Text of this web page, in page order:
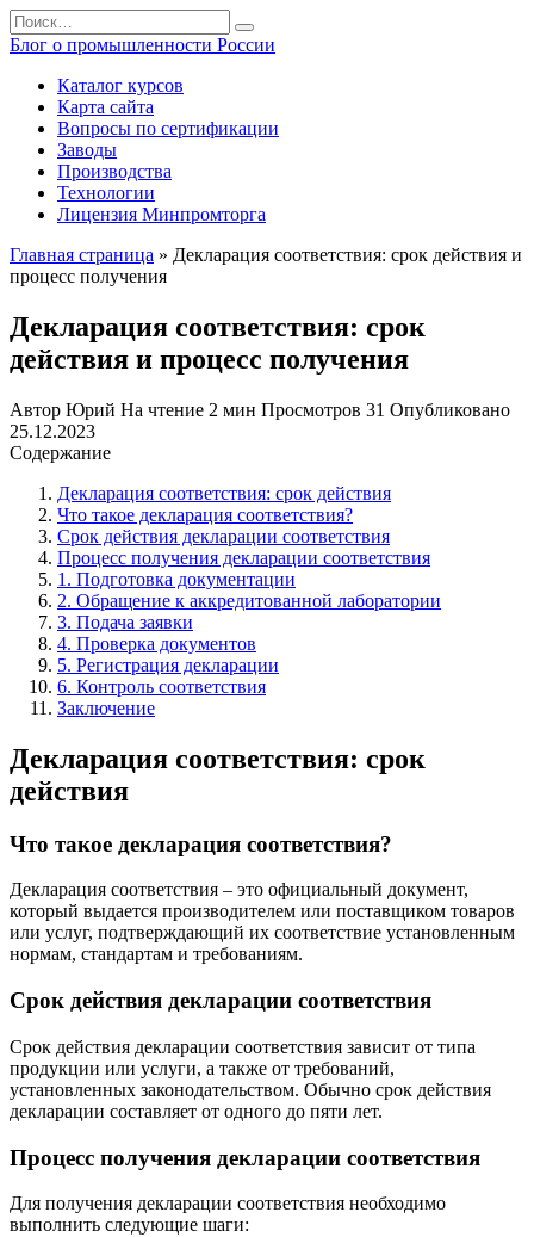
Перейти
к
содержанию
Search
for:
Блог о промышленности России
Каталог курсов
Карта сайта
Вопросы по сертификации
Заводы
Производства
Технологии
Лицензия Минпромторга
Главная страница » Декларация соответствия: срок действия и
процесс получения
Декларация соответствия: срок
действия и процесс получения
Автор Юрий На чтение 2 мин Просмотров 31 Опубликовано
25.12.2023
Содержание
Декларация соответствия: срок действия
Что такое декларация соответствия?
Срок действия декларации соответствия
Процесс получения декларации соответствия
1. Подготовка документации
2. Обращение к аккредитованной лаборатории
3. Подача заявки
4. Проверка документов
5. Регистрация декларации
6. Контроль соответствия
Заключение
Декларация соответствия: срок
действия
Что такое декларация соответствия?
Декларация соответствия – это официальный документ,
который выдается производителем или поставщиком товаров
или услуг, подтверждающий их соответствие установленным
нормам, стандартам и требованиям.
Срок действия декларации соответствия
Срок действия декларации соответствия зависит от типа
продукции или услуги, а также от требований,
установленных законодательством. Обычно срок действия
декларации составляет от одного до пяти лет.
Процесс получения декларации соответствия
Для получения декларации соответствия необходимо
выполнить следующие шаги: